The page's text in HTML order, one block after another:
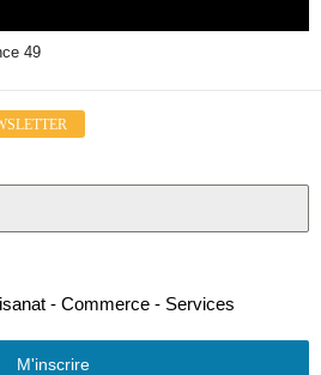
49
- Commerce - Services
M'inscrire